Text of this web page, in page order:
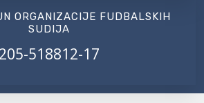
ORGANIZACIJE FUDBALSKIH
SUDIJA
205-518812-17